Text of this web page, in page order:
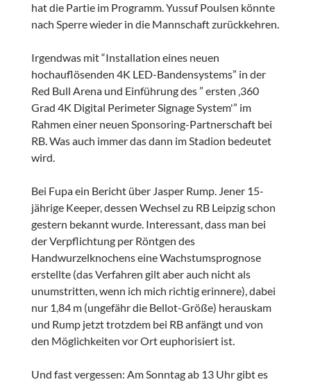
hat die Partie im Programm. Yussuf Poulsen könnte
nach Sperre wieder in die Mannschaft zurückkehren.
Irgendwas mit “Installation eines neuen
hochauflösenden 4K LED-Bandensystems” in der
Red Bull Arena und Einführung des ” ersten ‚360
Grad 4K Digital Perimeter Signage System'” im
Rahmen einer neuen Sponsoring-Partnerschaft bei
RB. Was auch immer das dann im Stadion bedeutet
wird.
Bei Fupa ein Bericht über Jasper Rump. Jener 15-
jährige Keeper, dessen Wechsel zu RB Leipzig schon
gestern bekannt wurde. Interessant, dass man bei
der Verpflichtung per Röntgen des
Handwurzelknochens eine Wachstumsprognose
erstellte (das Verfahren gilt aber auch nicht als
unumstritten, wenn ich mich richtig erinnere), dabei
nur 1,84 m (ungefähr die Bellot-Größe) herauskam
und Rump jetzt trotzdem bei RB anfängt und von
den Möglichkeiten vor Ort euphorisiert ist.
Und fast vergessen: Am Sonntag ab 13 Uhr gibt es